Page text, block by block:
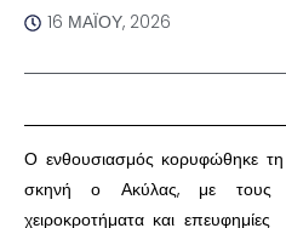
16 ΜΑΪ́ΟΥ, 2026
Ο ενθουσιασμός κορυφώθηκε
σκηνή ο Ακύλας, με τους
χειροκροτήματα και